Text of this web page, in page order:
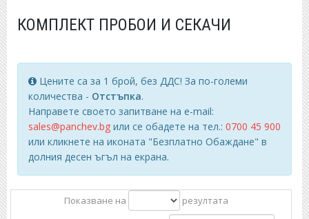
КОМПЛЕКТ ПРОБОИ И СЕКАЧИ
Цените са за 1 брой, без ДДС! За по-големи
количества - Отстъпка.
Направете своето запитване на e-mail:
sales@panchev.bg или се обадете на тел.: 0700 45 900
или кликнете на иконата "Безплатно Обаждане" в
долния десен ъгъл на екрана.
Показване на
резултата